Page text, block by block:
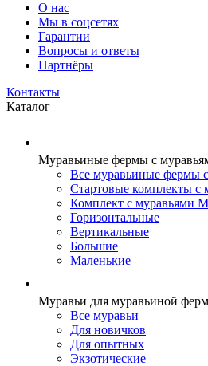
О нас
Мы в соцсетях
Гарантии
Вопросы и ответы
Партнёры
Контакты
Каталог
Муравьиные фермы с
Все муравьиные фермы
Стартовые комплекты с
Комплект с муравьями
Горизонтальные
Вертикальные
Большие
Маленькие
Муравьи для муравьиной
Все муравьи
Для новичков
Для опытных
Экзотические